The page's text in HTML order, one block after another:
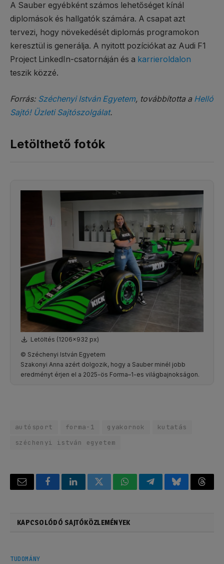
A Sauber egyébként számos lehetőséget kínál
diplomások és hallgatók számára. A csapat azt
tervezi, hogy növekedését diplomás programokon
keresztül is generálja. A nyitott pozíciókat az Audi F1
Project LinkedIn-csatornáján és a karrieroldalon
teszik közzé.
Forrás: Széchenyi István Egyetem, továbbította a Helló
Sajtó! Üzleti Sajtószolgálat.
Letölthető fotók
Letöltés (1206x932 px)
© Széchenyi István Egyetem
Szakonyi Anna azért dolgozik, hogy a Sauber minél jobb
eredményt érjen el a 2025-ös Forma–1-es világbajnokságon.
autósport forma-1 gyakornok
kutatás
széchenyi istván egyetem
Email FacebookLinkedInTwitterWhatsAppTelegramBluesky
KAPCSOLÓDÓ SAJTÓKÖZLEMÉNYEK
TUDOMÁNY